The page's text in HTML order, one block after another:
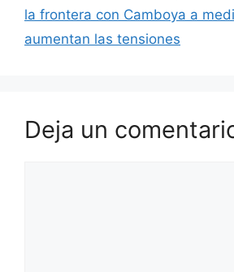
la frontera con Camboya a
aumentan las tensiones
Deja un